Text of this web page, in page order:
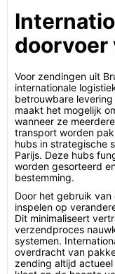
doorvoer
Voor zendingen uit
internationale
betrouwbare
maakt het mogelijk
wanneer ze
transport worden
hubs in strategische
Parijs. Deze hubs
worden gesorteerd
bestemming.
Door het gebruik
inspelen op
Dit minimaliseert
verzendproces
systemen.
overdracht van
zending altijd